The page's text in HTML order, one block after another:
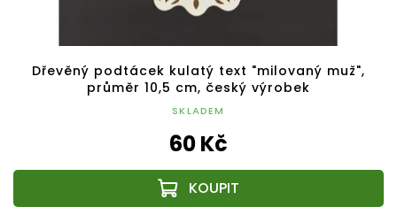
Dřevěný podtácek kulatý text "milovaný muž",
průměr 10,5 cm, český výrobek
SKLADEM
60 Kč